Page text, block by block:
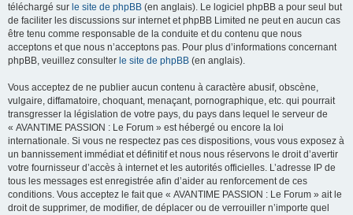
téléchargé sur le site de phpBB (en anglais). Le logiciel phpBB a pour seul but
de faciliter les discussions sur internet et phpBB Limited ne peut en aucun cas
être tenu comme responsable de la conduite et du contenu que nous
acceptons et que nous n’acceptons pas. Pour plus d’informations concernant
phpBB, veuillez consulter le site de phpBB (en anglais).
Vous acceptez de ne publier aucun contenu à caractère abusif, obscène,
vulgaire, diffamatoire, choquant, menaçant, pornographique, etc. qui pourrait
transgresser la législation de votre pays, du pays dans lequel le serveur de
« AVANTIME PASSION : Le Forum » est hébergé ou encore la loi
internationale. Si vous ne respectez pas ces dispositions, vous vous exposez à
un bannissement immédiat et définitif et nous nous réservons le droit d’avertir
votre fournisseur d’accès à internet et les autorités officielles. L’adresse IP de
tous les messages est enregistrée afin d’aider au renforcement de ces
conditions. Vous acceptez le fait que « AVANTIME PASSION : Le Forum » ait le
droit de supprimer, de modifier, de déplacer ou de verrouiller n’importe quel